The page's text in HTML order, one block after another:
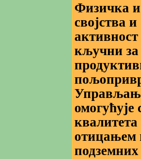
Физичка и
својства
кључни
отицањем